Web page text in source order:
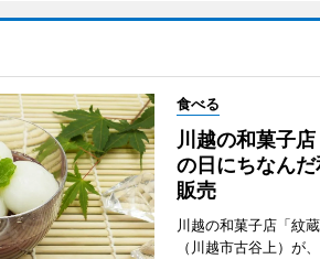
食べる
川越の和菓子
の日にちなん
販売
川越の和菓子店「紋
（川越市古谷上）が